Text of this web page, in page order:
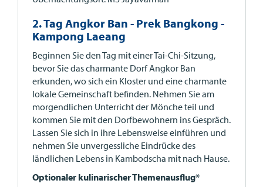
2. Tag Angkor Ban - Prek Bangkong -
Kampong Laeang
Beginnen Sie den Tag mit einer Tai-Chi-Sitzung,
bevor Sie das charmante Dorf Angkor Ban
erkunden, wo sich ein Kloster und eine charmante
lokale Gemeinschaft befinden. Nehmen Sie am
morgendlichen Unterricht der Mönche teil und
kommen Sie mit den Dorfbewohnern ins Gespräch.
Lassen Sie sich in ihre Lebensweise einführen und
nehmen Sie unvergessliche Eindrücke des
ländlichen Lebens in Kambodscha mit nach Hause.
Optionaler kulinarischer Themenausflug*